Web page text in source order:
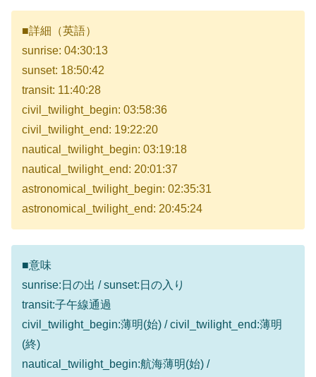
■詳細（英語）
sunrise: 04:30:13
sunset: 18:50:42
transit: 11:40:28
civil_twilight_begin: 03:58:36
civil_twilight_end: 19:22:20
nautical_twilight_begin: 03:19:18
nautical_twilight_end: 20:01:37
astronomical_twilight_begin: 02:35:31
astronomical_twilight_end: 20:45:24
■意味
sunrise:日の出 / sunset:日の入り
transit:子午線通過
civil_twilight_begin:薄明(始) / civil_twilight_end:薄明
(終)
nautical_twilight_begin:航海薄明(始) /